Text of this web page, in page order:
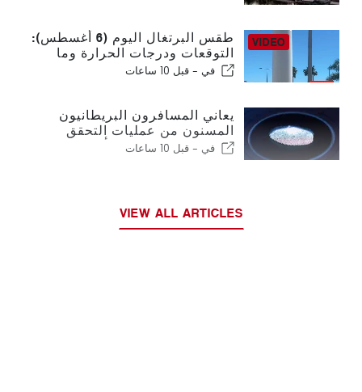
طقس البرتغال اليوم (6 أغسطس):
التوقعات ودرجات الحرارة وما
يمكن توقعه
في - قبل 10 ساعات
يعاني المسافرون البريطانيون
المسنون من عمليات التحقق
الجديدة من بصمات الأصابع في
في - قبل 10 ساعات
VIEW ALL ARTICLES